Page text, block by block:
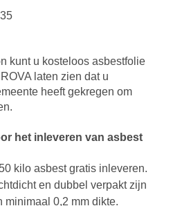
kunt u kosteloos asbestfolie
laten zien dat u
heeft gekregen om
het inleveren van asbest
kilo asbest gratis inleveren.
en dubbel verpakt zijn
minimaal 0,2 mm dikte.